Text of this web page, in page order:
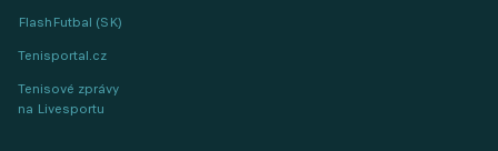
FlashFutbal (SK)
Tenisportal.cz
Tenisové zprávy
na Livesportu